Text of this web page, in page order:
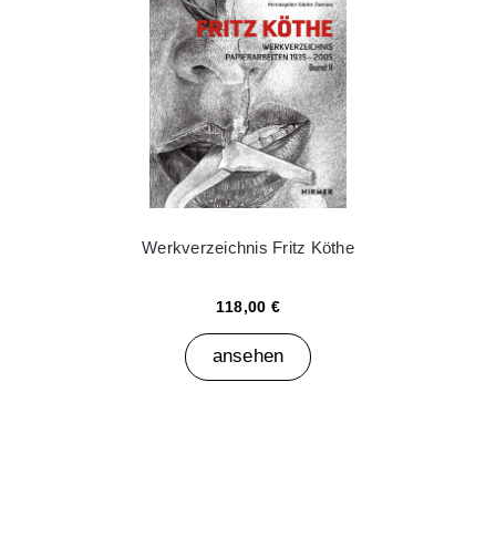
Werkverzeichnis Fritz Köthe
118,00 €
ansehen